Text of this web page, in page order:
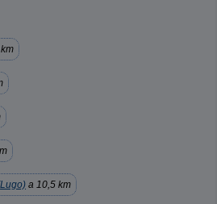
a 10,5 km